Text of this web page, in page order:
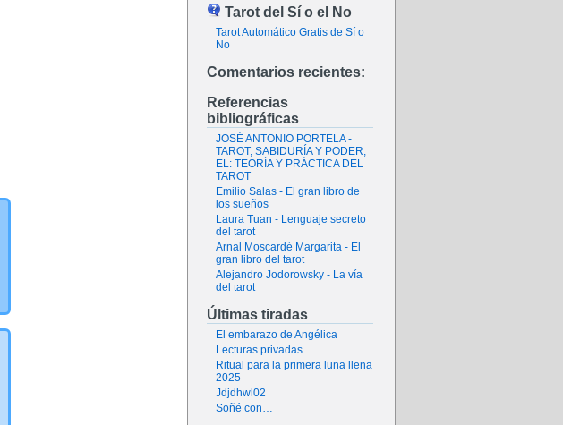
Tarot del Sí o el No
Tarot Automático Gratis de Sí o
No
Comentarios recientes:
Referencias
bibliográficas
JOSÉ ANTONIO PORTELA -
TAROT, SABIDURÍA Y PODER,
EL: TEORÍA Y PRÁCTICA DEL
TAROT
Emilio Salas - El gran libro de
los sueños
Laura Tuan - Lenguaje secreto
del tarot
Arnal Moscardé Margarita - El
gran libro del tarot
Alejandro Jodorowsky - La vía
del tarot
Últimas tiradas
El embarazo de Angélica
Lecturas privadas
Ritual para la primera luna llena
2025
Jdjdhwl02
Soñé con…